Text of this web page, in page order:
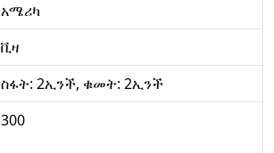
አሜሪካ
ቪዛ
ስፋት: 2ኢንች, ቁመት: 2ኢንች
300